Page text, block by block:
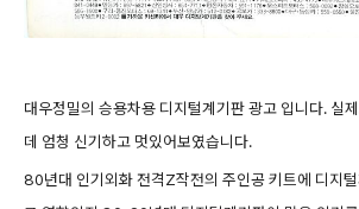
대우정밀의 승용차용 디지털계기판 광고 입니다. 실
데 엄청 신기하고 멋있어보였습니다.
80년대 인기외화 전격Z작전의 주인공 키트에 디지